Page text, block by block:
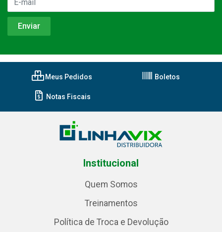
Meus Pedidos Boletos
Notas Fiscais
Institucional
Quem Somos
Treinamentos
Política de Troca e Devolução